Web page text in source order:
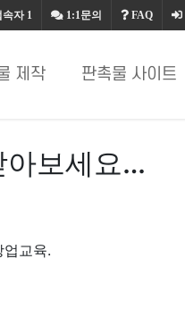
FAQ
1:1문의
속자1
제작 판촉물 사이트
아보세요…
교육.